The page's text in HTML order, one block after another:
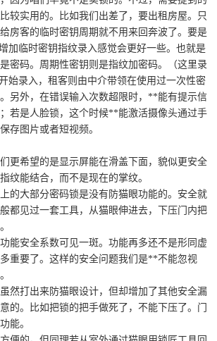
较实用的。比如我们出差了，要出租房屋。只
房客的临时密钥周期就不用来回奔波了。要是
加临时密钥指纹录入感觉会更好一些。也就是
密码。周期性密钥则是指纹加密码。（这里录
始录入，租客则由中介带领在使用过一次性密
另外，在错误输入次数超限时，**能有提示信
若是人脸锁，这个时候**能激活摄像头通过手
存图片或者短视频。
更希望的是显示屏能在滑盖下面，貌似更安全
纹能结合，而不是现在的掌纹。
的大部分密码锁是没有防猫眼功能的。安全就
都见过一套工具，从猫眼伸进去，下压门内把
能安全系数可见一斑。功能再多还不是形同虚
重要了。这样的安全问题我们是**不能忽视
然打出来防猫眼设计，但却增加了其他安全漏
的。比如把锁的把手做死了，不能下压了。门
能。